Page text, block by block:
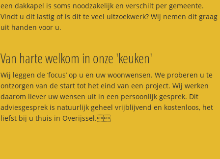
een dakkapel is soms noodzakelijk en verschilt per gemeente.
Vindt u dit lastig of is dit te veel uitzoekwerk? Wij nemen dit graag
uit handen voor u.
Van harte welkom in onze 'keuken'
Wij leggen de ‘focus’ op u en uw woonwensen. We proberen u te
ontzorgen van de start tot het eind van een project. Wij werken
daarom liever uw wensen uit in een persoonlijk gesprek. Dit
adviesgesprek is natuurlijk geheel vrijblijvend en kostenloos, het
liefst bij u thuis in Overijssel.